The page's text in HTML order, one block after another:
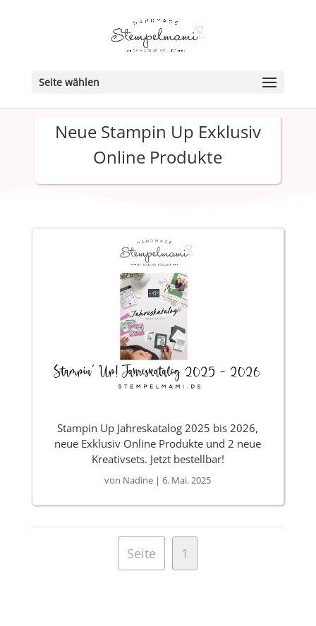
Seite wählen
Neue Stampin Up Exklusiv
Online Produkte
Stampin Up Jahreskatalog 2025 bis 2026,
neue Exklusiv Online Produkte und 2 neue
Kreativsets. Jetzt bestellbar!
von Nadine |6. Mai. 2025
Seite 1